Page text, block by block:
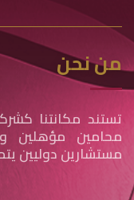
من نحن
تستند مكانتنا
محامين مؤهلين
مستشارين دوليين